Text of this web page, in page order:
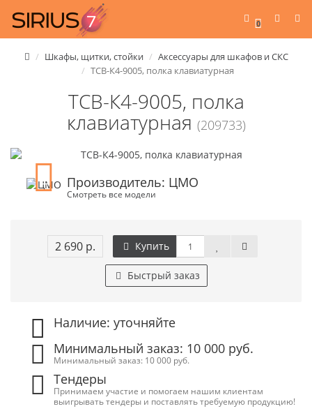
0
Шкафы, щитки, стойки
Аксессуары для шкафов и СКС
ТСВ-К4-9005, полка клавиатурная
ТСВ-К4-9005, полка
клавиатурная (209733)
Производитель: ЦМО
Смотреть все модели
2 690 р. Купить
Быстрый заказ
Наличие: уточняйте
Минимальный заказ: 10 000 руб.
Минимальный заказ: 10 000 руб.
Тендеры
Принимаем участие и помогаем нашим клиентам
выигрывать тендеры и поставлять требуемую продукцию!